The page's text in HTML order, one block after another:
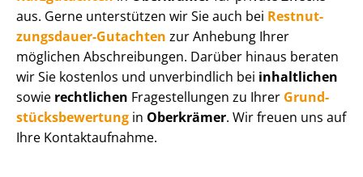
aus. Gerne unterstützen wir Sie auch bei Rest­nut­
zungs­dau­er-Gutachten zur Anhebung Ihrer
möglichen Abschreibungen. Darüber hinaus beraten
wir Sie kostenlos und unverbindlich bei inhaltlichen
sowie rechtlichen Fragestellungen zu Ihrer Grund­
stücks­be­wer­tung in Oberkrämer. Wir freuen uns auf
Ihre Kontaktaufnahme.